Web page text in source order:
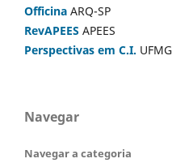
Officina ARQ-SP
RevAPEES APEES
Perspectivas em C.I. UFMG
Navegar
Navegar a categoria